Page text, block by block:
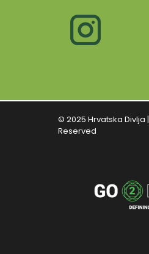
© 2025 Hrvatska Divlja |
Reserved